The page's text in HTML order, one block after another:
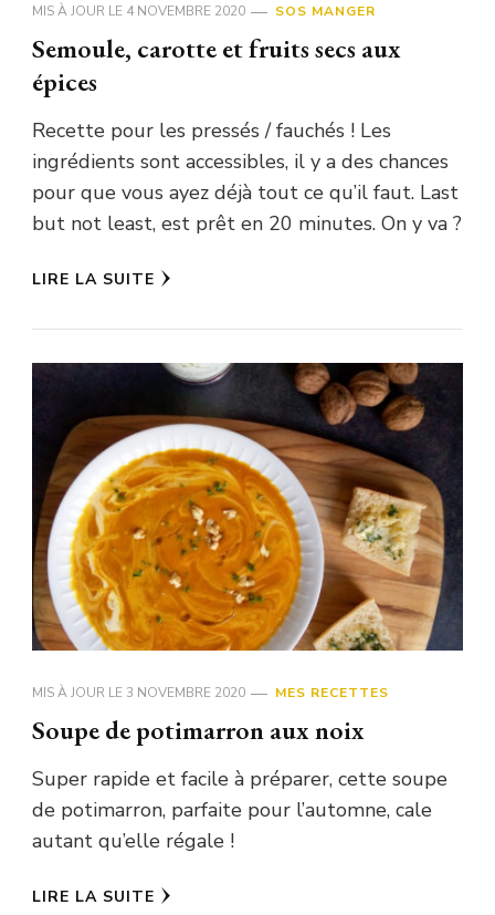
MIS À JOUR LE 4 NOVEMBRE 2020 SOS MANGER
Semoule, carotte et fruits secs aux
épices
Recette pour les pressés / fauchés ! Les
ingrédients sont accessibles, il y a des chances
pour que vous ayez déjà tout ce qu’il faut. Last
but not least, est prêt en 20 minutes. On y va ?
LIRE LA SUITE
MIS À JOUR LE 3 NOVEMBRE 2020 MES RECETTES
Soupe de potimarron aux noix
Super rapide et facile à préparer, cette soupe
de potimarron, parfaite pour l’automne, cale
autant qu’elle régale !
LIRE LA SUITE